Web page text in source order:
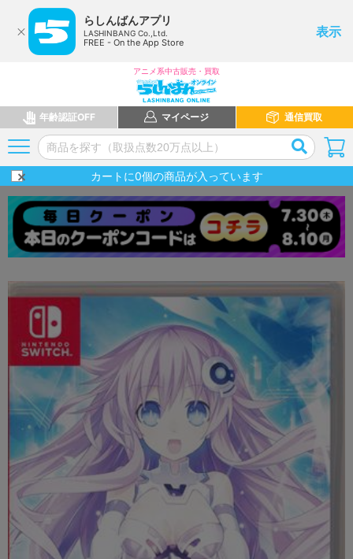
らしんばんアプリ
LASHINBANG Co.,Ltd.
FREE - On the App Store
表示
アニメ系中古販売・買取
年齢認証OFF マイページ 通信買取
カートに0個の商品が入っています